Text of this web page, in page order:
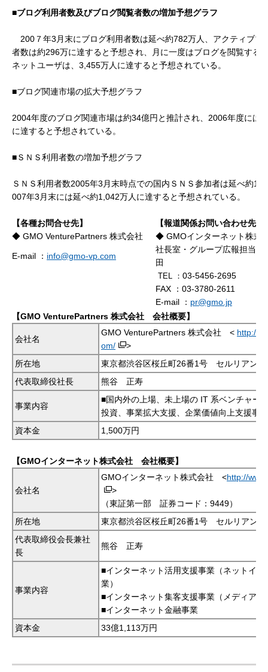
■ブログ利用者数及びブログ閲覧者数の増加予想グラフ
200７年3月末にブログ利用者数は延べ約782万人、アクティブブ
者数は約296万に達すると予想され、月に一度はブログを閲覧する
ネットユーザは、3,455万人に達すると予想されている。
■ブログ関連市場の拡大予想グラフ
2004年度のブログ関連市場は約34億円と推計され、2006年度には
に達すると予想されている。
■ＳＮＳ利用者数の増加予想グラフ
ＳＮＳ利用者数2005年3月末時点での国内ＳＮＳ参加者は延べ約
007年3月末には延べ約1,042万人に達すると予想されている。
【各種お問合せ先】
【報道関係お問い合わせ先】
◆ GMO VenturePartners 株式会社
◆ GMOインターネット株式
E-mail ： info@gmo-vp.com
社長室・グループ広報担当
田
TEL ： 03-5456-2695
FAX ：03-3780-2611
E-mail ： pr@gmo.jp
【GMO VenturePartners 株式会社 会社概要】
会社名
GMO VenturePartners 株式会社 < http://
om/
>
所在地
東京都渋谷区桜丘町26番1号 セルリアンタ
代表取締役社長
熊谷 正寿
事業内容
■国内外の上場、未上場の IT 系ベンチャー
投資、事業拡大支援、企業価値向上支援事
資本金
1,500万円
【GMOインターネット株式会社 会社概要】
会社名
GMOインターネット株式会社 <http://
>
（東証第一部 証券コード：9449）
所在地
東京都渋谷区桜丘町26番1号 セルリアンタ
代表取締役会長兼社
長
熊谷 正寿
事業内容
■インターネット活用支援事業（ネットイン
業）
■インターネット集客支援事業（メディア事
■インターネット金融事業
資本金
33億1,113万円